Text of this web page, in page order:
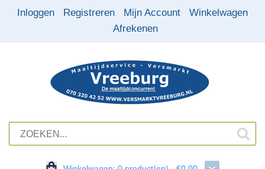
Inloggen Registreren Mijn Account
Winkelwagen
Afrekenen